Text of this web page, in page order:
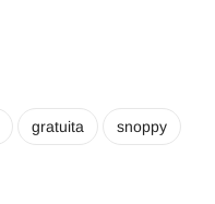
gratuita snoppy